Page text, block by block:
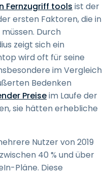
Fernzugriff tools ist der
ersten Faktoren, die in
Durch
zeigt sich ein
wird oft für seine
im Vergleich
Bedenken
Preiseim Laufe der
sie hätten erhebliche
Nutzer von 2019
40 % und über
Pläne. Diese